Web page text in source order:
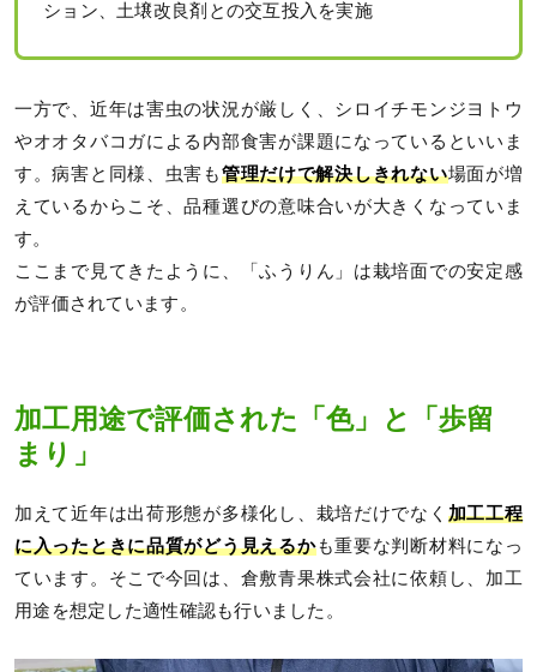
ション、土壌改良剤との交互投入を実施
一方で、近年は害虫の状況が厳しく、シロイチモンジヨトウ
やオオタバコガによる内部食害が課題になっているといいま
す。病害と同様、虫害も管理だけで解決しきれない場面が増
えているからこそ、品種選びの意味合いが大きくなっていま
す。
ここまで見てきたように、「ふうりん」は栽培面での安定感
が評価されています。
加工用途で評価された「色」と「歩留
まり」
加えて近年は出荷形態が多様化し、栽培だけでなく 加工工程
に入ったときに品質がどう見えるかも重要な判断材料になっ
ています。そこで今回は、倉敷青果株式会社に依頼し、加工
用途を想定した適性確認も行いました。